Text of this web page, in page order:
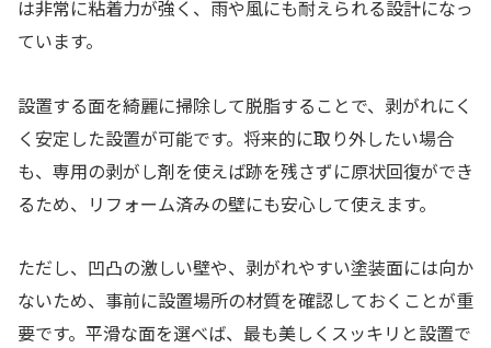
は非常に粘着力が強く、雨や風にも耐えられる設計になっ
ています。
設置する面を綺麗に掃除して脱脂することで、剥がれにく
く安定した設置が可能です。将来的に取り外したい場合
も、専用の剥がし剤を使えば跡を残さずに原状回復ができ
るため、リフォーム済みの壁にも安心して使えます。
ただし、凹凸の激しい壁や、剥がれやすい塗装面には向か
ないため、事前に設置場所の材質を確認しておくことが重
要です。平滑な面を選べば、最も美しくスッキリと設置で